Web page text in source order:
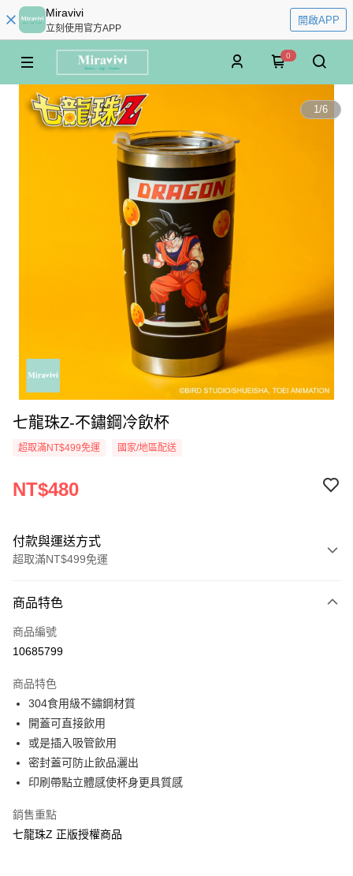
Miravivi
立刻使用官方APP
開啟APP
0
1/6
七龍珠Z-不鏽鋼冷飲杯
超取滿NT$499免運 國家/地區配送
NT$480
付款與運送方式
超取滿NT$499免運
信用卡一次付款
超商取貨付款
Apple Pay
街口支付
悠遊付
AFTEE先享後付
相關說明
AFTEE先享後付是「在收到商品之後才付款」的支付方式。 讓您購物簡單
ATM付款
商品特色
商品編號
10685799
商品特色
304食用級不鏽鋼材質
開蓋可直接飲用
或是插入吸管飲用
密封蓋可防止飲品灑出
印刷帶點立體感使杯身更具質感
銷售重點
七龍珠Z 正版授權商品